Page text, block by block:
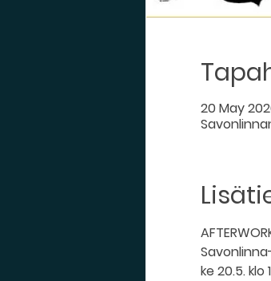
20 May
ke 20.5.